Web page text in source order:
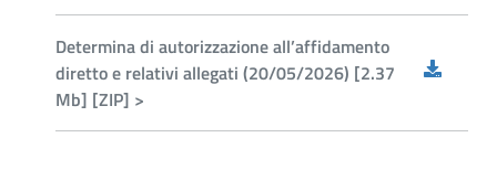
Determina di autorizzazione all’affidamento
diretto e relativi allegati (20/05/2026) [2.37
Mb] [ZIP] >